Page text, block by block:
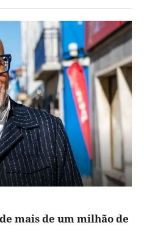
mais de um milhão de